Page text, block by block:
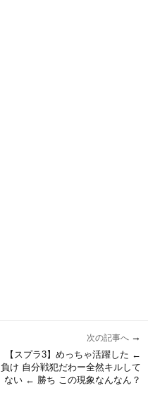
次の記事へ →
【スプラ3】めっちゃ活躍した ←
負け 自分戦犯だわー全然キルして
ない ← 勝ち この現象なんなん？